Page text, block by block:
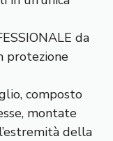
da
protezione
composto
montate
della